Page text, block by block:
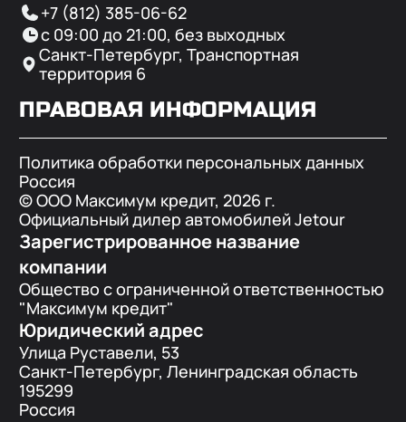
+7 (812) 385-06-62
с 09:00 до 21:00, без выходных
Санкт-Петербург, Транспортная
территория 6
ПРАВОВАЯ ИНФОРМАЦИЯ
Политика обработки персональных данных
Россия
© ООО Максимум кредит, 2026 г.
Официальный дилер автомобилей Jetour
Зарегистрированное название
компании
Общество с ограниченной ответственностью
"Максимум кредит"
Юридический адрес
Улица Руставели, 53
Санкт-Петербург, Ленинградская область
195299
Россия